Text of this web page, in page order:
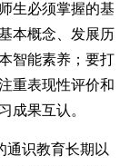
生必须掌握的基
本概念、发展历
智能素养；要打
重表现性评价和
成果互认。
识教育长期以